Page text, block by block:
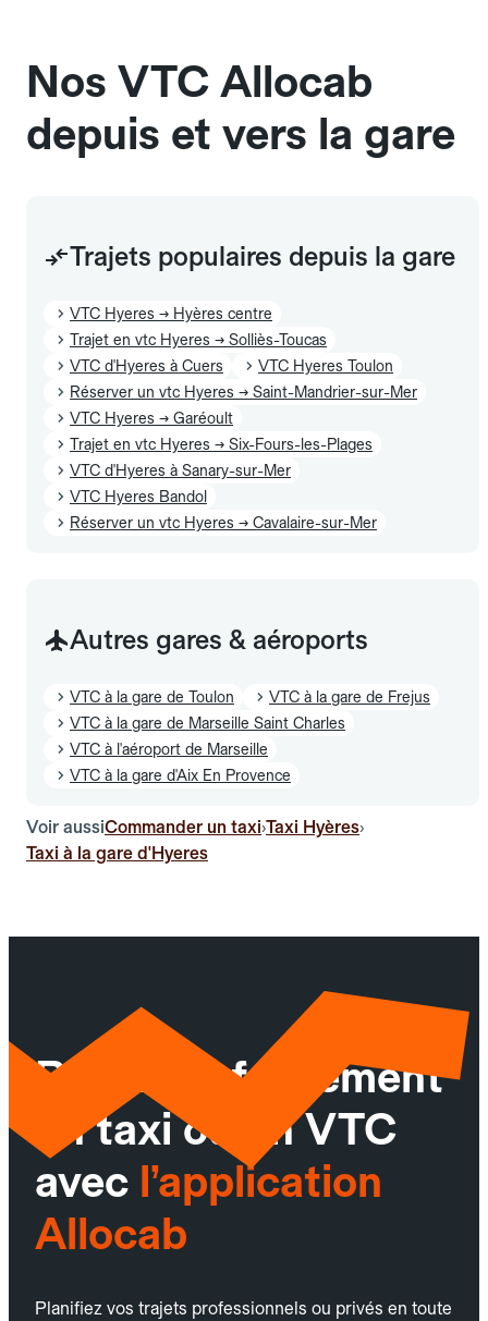
Nos VTC Allocab
depuis et vers la gare
Trajets populaires depuis la gare
VTC Hyeres → Hyères centre
Trajet en vtc Hyeres → Solliès-Toucas
VTC d'Hyeres à Cuers
VTC Hyeres Toulon
Réserver un vtc Hyeres → Saint-Mandrier-sur-Mer
VTC Hyeres → Garéoult
Trajet en vtc Hyeres → Six-Fours-les-Plages
VTC d'Hyeres à Sanary-sur-Mer
VTC Hyeres Bandol
Réserver un vtc Hyeres → Cavalaire-sur-Mer
Autres gares & aéroports
VTC à la gare de Toulon
VTC à la gare de Frejus
VTC à la gare de Marseille Saint Charles
VTC à l'aéroport de Marseille
VTC à la gare d'Aix En Provence
Voir aussiCommander un taxi›Taxi Hyères›
Taxi à la gare d'Hyeres
Réservez facilement
un taxi ou un VTC
avec l’application
Allocab
Planifiez vos trajets professionnels ou privés en toute